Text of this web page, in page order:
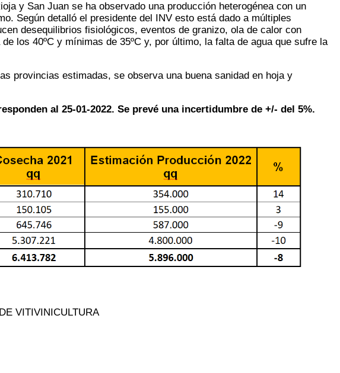
y San Juan se ha observado una producción heterogénea con un
Según detalló el presidente del INV esto está dado a múltiples
desequilibrios fisiológicos, eventos de granizo, ola de calor con
los 40ºC y mínimas de 35ºC y, por último, la falta de agua que sufre la
provincias estimadas, se observa una buena sanidad en hoja y
al 25-01-2022. Se prevé una incertidumbre de +/- del 5%.
VITIVINICULTURA